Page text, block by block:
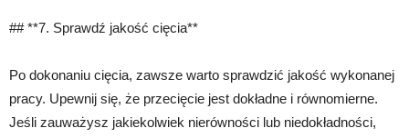
## **7. Sprawdź jakość cięcia**
Po dokonaniu cięcia, zawsze warto sprawdzić jakość wykonanej
pracy. Upewnij się, że przecięcie jest dokładne i równomierne.
Jeśli zauważysz jakiekolwiek nierówności lub niedokładności,